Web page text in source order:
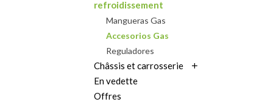
refroidissement
Mangueras Gas
Accesorios Gas
Reguladores
Châssis et carrosserie
En vedette
Offres